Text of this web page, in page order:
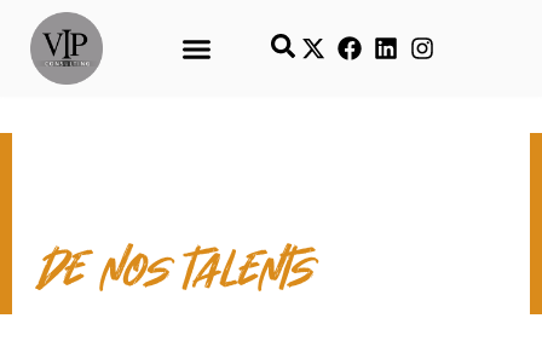
CONTACT & TEMPS FORTS
de nos talents